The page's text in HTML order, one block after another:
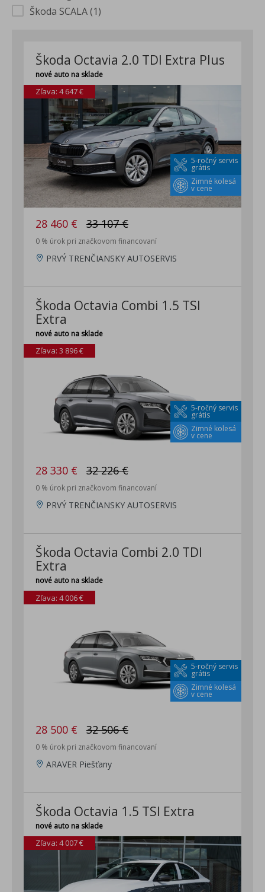
Rezerva neplnohodnotná, zdvihák, náradie
Škoda SCALA (1)
Škoda Octavia 2.0 TDI Extra Plus
nové auto na sklade
Zimné kolesá
v cene
5-ročný servis
grátis
Zľava: 4 647 €
28 460 € 33 107 €
0 % úrok pri značkovom financovaní
PRVÝ TRENČIANSKY AUTOSERVIS
Škoda Octavia Combi 1.5 TSI
Extra
nové auto na sklade
Zimné kolesá
v cene
5-ročný servis
grátis
Zľava: 3 896 €
28 330 € 32 226 €
0 % úrok pri značkovom financovaní
PRVÝ TRENČIANSKY AUTOSERVIS
Škoda Octavia Combi 2.0 TDI
Extra
nové auto na sklade
Zimné kolesá
v cene
5-ročný servis
grátis
Zľava: 4 006 €
28 500 € 32 506 €
0 % úrok pri značkovom financovaní
ARAVER Piešťany
Škoda Octavia 1.5 TSI Extra
nové auto na sklade
Zľava: 4 007 €